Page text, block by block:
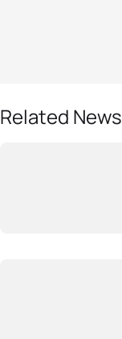
Related News